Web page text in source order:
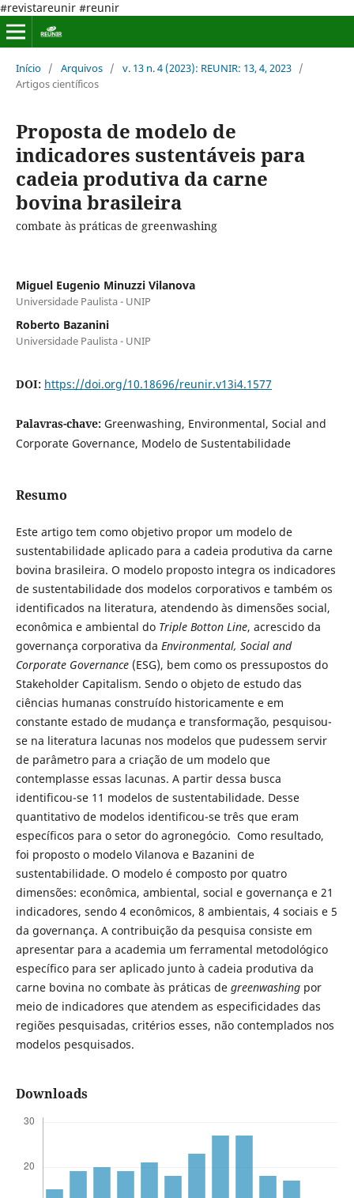
#revistareunir #reunir
Início / Arquivos / v. 13 n. 4 (2023): REUNIR: 13, 4, 2023 /
Artigos científicos
Proposta de modelo de
indicadores sustentáveis para
cadeia produtiva da carne
bovina brasileira
combate às práticas de greenwashing
Miguel Eugenio Minuzzi Vilanova
Universidade Paulista - UNIP
Roberto Bazanini
Universidade Paulista - UNIP
DOI: https://doi.org/10.18696/reunir.v13i4.1577
Palavras-chave: Greenwashing, Environmental, Social and
Corporate Governance, Modelo de Sustentabilidade
Resumo
Este artigo tem como objetivo propor um modelo de
sustentabilidade aplicado para a cadeia produtiva da carne
bovina brasileira. O modelo proposto integra os indicadores
de sustentabilidade dos modelos corporativos e também os
identificados na literatura, atendendo às dimensões social,
econômica e ambiental do Triple Botton Line, acrescido da
governança corporativa da Environmental, Social and
Corporate Governance(ESG), bem como os pressupostos do
Stakeholder Capitalism. Sendo o objeto de estudo das
ciências humanas construído historicamente e em
constante estado de mudança e transformação, pesquisou-
se na literatura lacunas nos modelos que pudessem servir
de parâmetro para a criação de um modelo que
contemplasse essas lacunas. A partir dessa busca
identificou-se 11 modelos de sustentabilidade. Desse
quantitativo de modelos identificou-se três que eram
específicos para o setor do agronegócio. Como resultado,
foi proposto o modelo Vilanova e Bazanini de
sustentabilidade. O modelo é composto por quatro
dimensões: econômica, ambiental, social e governança e 21
indicadores, sendo 4 econômicos, 8 ambientais, 4 sociais e 5
da governança. A contribuição da pesquisa consiste em
apresentar para a academia um ferramental metodológico
específico para ser aplicado junto à cadeia produtiva da
carne bovina no combate às práticas de greenwashingpor
meio de indicadores que atendem as especificidades das
regiões pesquisadas, critérios esses, não contemplados nos
modelos pesquisados.
Downloads